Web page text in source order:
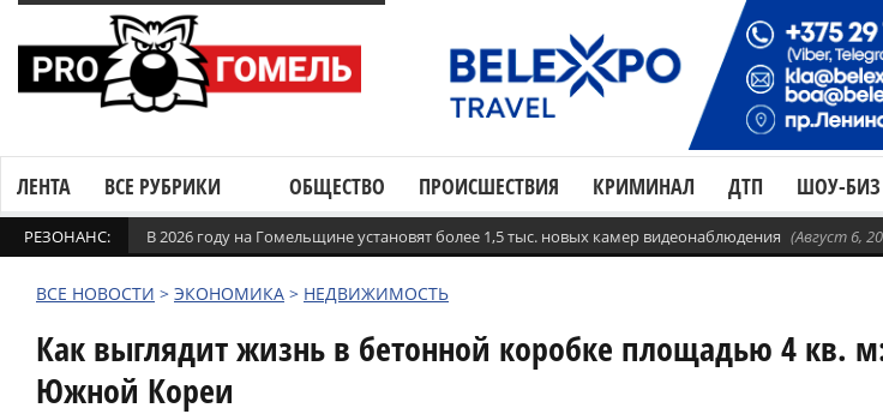
ЛЕНТА ВСЕ РУБРИКИ ОБЩЕСТВО ПРОИСШЕСТВИЯ КРИМИНАЛ ДТП ШОУ-БИЗ
РЕЗОНАНС: В 2026 году на Гомельщине установят более 1,5 тыс. новых камер видеонаблюдения (Август 6,
ВСЕ НОВОСТИ > ЭКОНОМИКА > НЕДВИЖИМОСТЬ
Как выглядит жизнь в бетонной коробке площадью 4 кв.
Южной Кореи